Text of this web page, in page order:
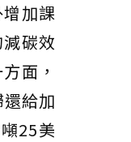
加課
碳效
面，
給加
25美